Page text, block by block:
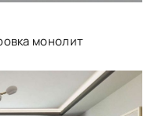
монолит